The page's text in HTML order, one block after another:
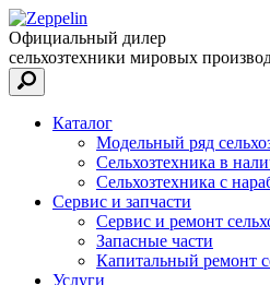
Официальный дилер
сельхозтехники мировых
Каталог
Модельный ряд
Сельхозтехника в
Сельхозтехника с
Сервис и запчасти
Сервис и ремонт
Запасные части
Капитальный ремонт
Услуги